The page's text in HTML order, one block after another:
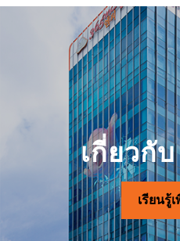
เกี่ยวกั
เรียนรู้